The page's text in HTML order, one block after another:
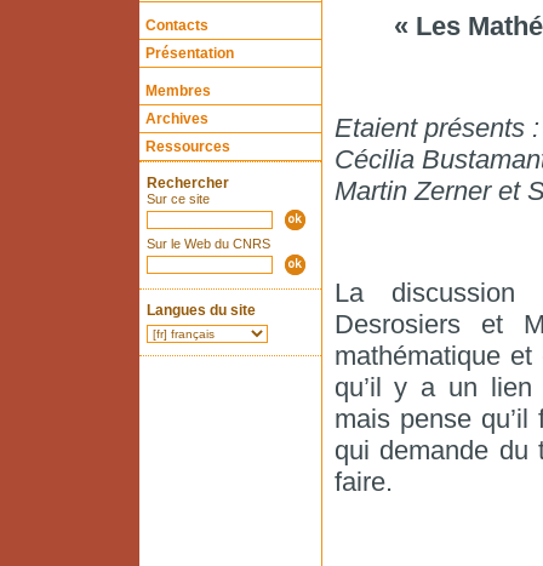
Contacts
Présentation
Membres
Archives
Ressources
Rechercher
Sur ce site
Sur le Web du CNRS
Langues du site
« Les
Etaient présents
Cécilia
Martin Zerner et
La discussion
Desrosiers et
mathématique
qu’il y a un lien
mais pense qu’il
qui demande du
faire.